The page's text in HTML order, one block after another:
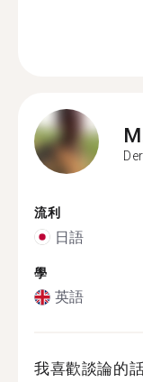
流利
日語
學
英語
我喜歡談論的